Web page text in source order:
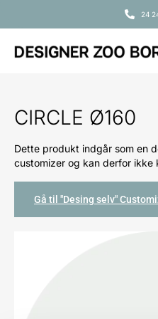
24
CIRCLE Ø160
Dette produkt indgår som en
customizer og kan derfor ikke
Gå til "Desing selv"